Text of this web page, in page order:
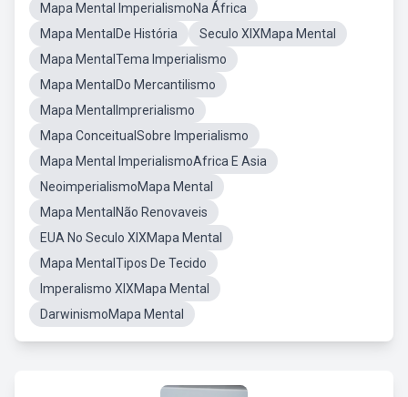
Mapa Mental ImperialismoNa África
Mapa MentalDe História
Seculo XIXMapa Mental
Mapa MentalTema Imperialismo
Mapa MentalDo Mercantilismo
Mapa MentalImprerialismo
Mapa ConceitualSobre Imperialismo
Mapa Mental ImperialismoAfrica E Asia
NeoimperialismoMapa Mental
Mapa MentalNão Renovaveis
EUA No Seculo XIXMapa Mental
Mapa MentalTipos De Tecido
Imperalismo XIXMapa Mental
DarwinismoMapa Mental